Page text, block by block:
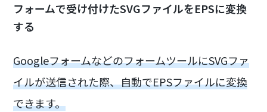
フォームで受け付けたSVGファイルをEPSに変換
する
GoogleフォームなどのフォームツールにSVGファ
イルが送信された際、自動でEPSファイルに変換
できます。